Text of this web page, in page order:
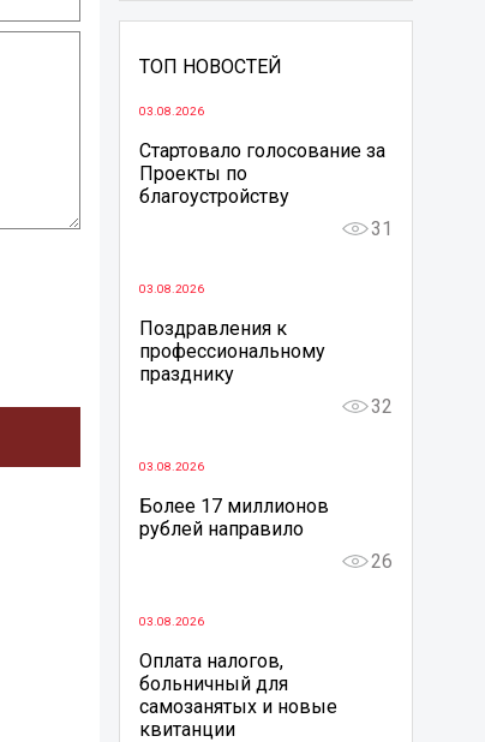
ТОП НОВОСТЕЙ
03.08.2026
Стартовало голосование за
Проекты по
благоустройству
31
03.08.2026
Поздравления к
профессиональному
празднику
32
03.08.2026
Более 17 миллионов
рублей направило
26
03.08.2026
Оплата налогов,
больничный для
самозанятых и новые
квитанции